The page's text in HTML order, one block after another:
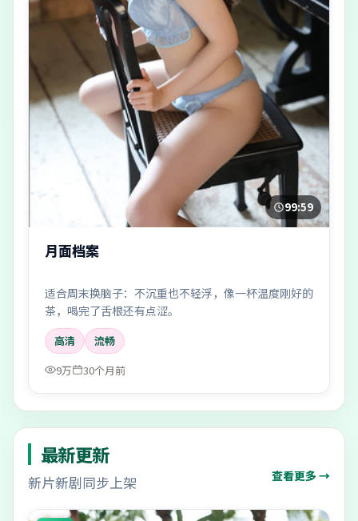
99:59
月面档案
适合周末换脑子：不沉重也不轻浮，像一杯温度刚好的
茶，喝完了舌根还有点涩。
高清
流畅
9万
30个月前
最新更新
新片新剧同步上架 查看更多 →